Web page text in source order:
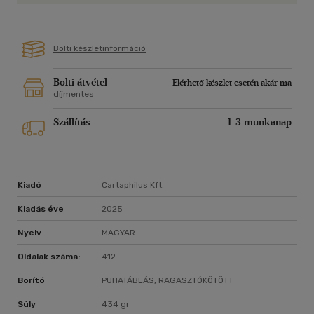
Bolti készletinformáció
Bolti átvétel
Elérhető készlet esetén akár ma
díjmentes
Szállítás 1-3 munkanap
Kiadó Cartaphilus Kft.
Kiadás éve 2025
Nyelv MAGYAR
Oldalak száma: 412
Borító PUHATÁBLÁS, RAGASZTÓKÖTÖTT
Súly 434 gr